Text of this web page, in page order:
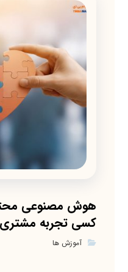
هوش مصنوعی
کسی تجربه مشتری
آموزش ها